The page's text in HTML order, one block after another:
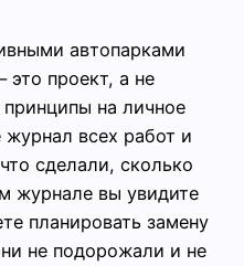
автопарками
проект, а не
на личное
журнал всех работ и
сделали, сколько
журнале вы увидите
планировать замену
не подорожали и не